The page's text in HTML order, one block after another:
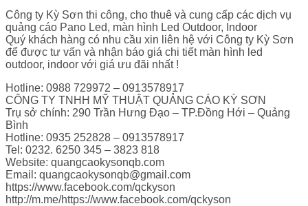
Công ty Kỳ Sơn thi công, cho thuê và cung cấp các dịch vụ
quảng cáo Pano Led, màn hình Led Outdoor, Indoor
Quý khách hàng có nhu cầu xin liên hệ với Công ty Kỳ Sơn
để được tư vấn và nhận báo giá chi tiết màn hình led
outdoor, indoor với giá ưu đãi nhất !
Hotline: 0988 729972 – 0913578917
CÔNG TY TNHH MỸ THUẬT QUẢNG CÁO KỲ SƠN
Trụ sở chính: 290 Trần Hưng Đạo – TP.Đồng Hới – Quảng
Bình
Hotline: 0935 252828 – 0913578917
Tel: 0232. 6250 345 – 3823 818
Website: quangcaokysonqb.com
Email: quangcaokysonqb@gmail.com
https://www.facebook.com/qckyson
http://m.me/https://www.facebook.com/qckyson